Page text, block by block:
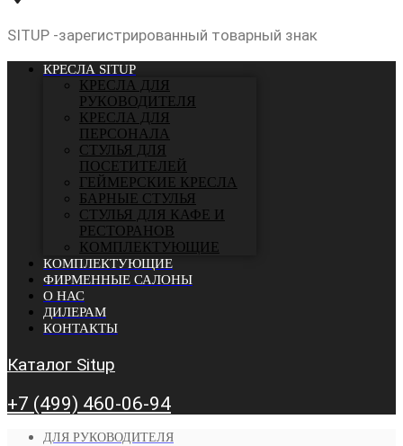
SITUP -зарегистрированный товарный знак
КРЕСЛА SITUP
КРЕСЛА ДЛЯ
РУКОВОДИТЕЛЯ
КРЕСЛА ДЛЯ
ПЕРСОНАЛА
СТУЛЬЯ ДЛЯ
ПОСЕТИТЕЛЕЙ
ГЕЙМЕРСКИЕ КРЕСЛА
БАРНЫЕ СТУЛЬЯ
CТУЛЬЯ ДЛЯ КАФЕ И
РЕСТОРАНОВ
КОМПЛЕКТУЮЩИЕ
КОМПЛЕКТУЮЩИЕ
ФИРМЕННЫЕ САЛОНЫ
О НАС
ДИЛЕРАМ
КОНТАКТЫ
Каталог Situp
+7 (499) 460-06-94
ДЛЯ РУКОВОДИТЕЛЯ